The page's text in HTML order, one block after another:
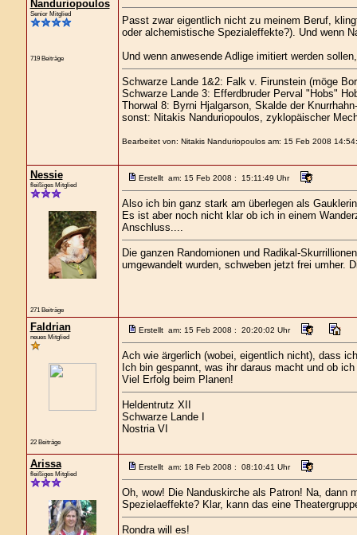
Nanduriopoulos
Senior Mitglied
719 Beiträge
Passt zwar eigentlich nicht zu meinem Beruf,
oder alchemistische Spezialeffekte?). Und wenn
Und wenn anwesende Adlige imitiert werden
Schwarze Lande 1&2: Falk v. Firunstein (möge
Schwarze Lande 3: Efferdbruder Perval "Hobs"
Thorwal 8: Byrni Hjalgarson, Skalde der
sonst: Nitakis Nanduriopoulos, zyklopäischer
Bearbeitet von: Nitakis Nanduriopoulos am: 15 Feb 2008
Nessie
fleißiges Mitglied
271 Beiträge
Erstellt am: 15 Feb 2008 : 15:11:49 Uhr
Also ich bin ganz stark am überlegen als
Es ist aber noch nicht klar ob ich in einem
Anschluss....
Die ganzen Randomionen und Radikal-
umgewandelt wurden, schweben jetzt frei umher.
Faldrian
neues Mitglied
22 Beiträge
Erstellt am: 15 Feb 2008 : 20:20:02 Uhr
Ach wie ärgerlich (wobei, eigentlich nicht), dass
Ich bin gespannt, was ihr daraus macht und ob
Viel Erfolg beim Planen!
Heldentrutz XII
Schwarze Lande I
Nostria VI
Arissa
fleißiges Mitglied
Erstellt am: 18 Feb 2008 : 08:10:41 Uhr
Oh, wow! Die Nanduskirche als Patron! Na, dann
Spezielaeffekte? Klar, kann das eine
Rondra will es!